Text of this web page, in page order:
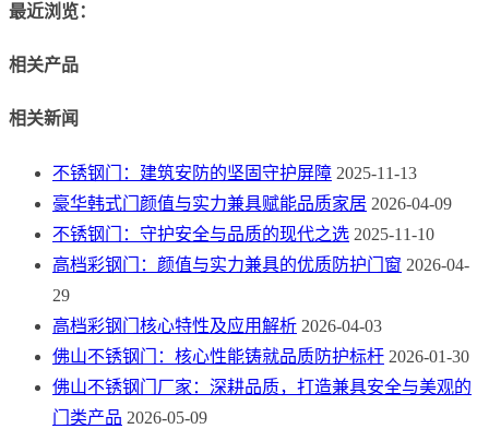
最近浏览：
相关产品
相关新闻
不锈钢门：建筑安防的坚固守护屏障 2025-11-13
豪华韩式门颜值与实力兼具赋能品质家居 2026-04-09
不锈钢门：守护安全与品质的现代之选 2025-11-10
高档彩钢门：颜值与实力兼具的优质防护门窗 2026-04-
29
高档彩钢门核心特性及应用解析 2026-04-03
佛山不锈钢门：核心性能铸就品质防护标杆 2026-01-30
佛山不锈钢门厂家：深耕品质，打造兼具安全与美观的
门类产品 2026-05-09